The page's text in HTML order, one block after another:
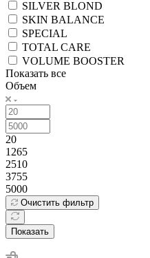
SILVER BLOND
SKIN BALANCE
SPECIAL
TOTAL CARE
VOLUME BOOSTER
Показать все
Объем
20
1265
2510
3755
5000
Очистить фильтр
Показать